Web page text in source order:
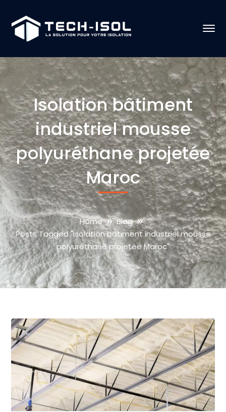
Isolation bâtiment
industriel mousse
polyuréthane projetée
Maroc
Home
Blog
Posts Tagged "Isolation bâtiment industriel mousse
polyuréthane projetée Maroc"